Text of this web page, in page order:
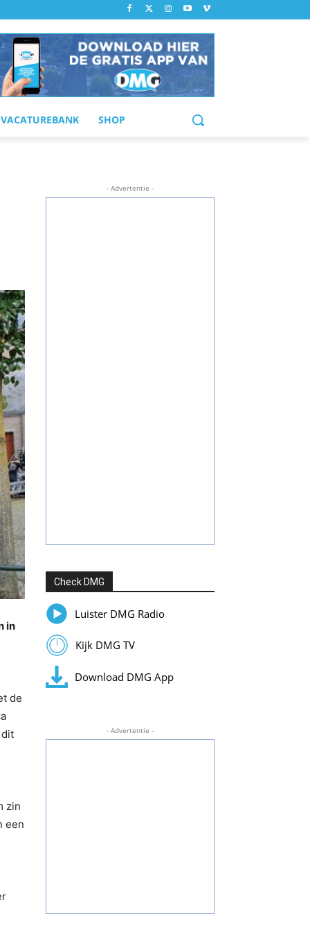
VACATUREBANK SHOP
in
de
zin
een
- Advertentie -
Check DMG
Luister DMG Radio
Kijk DMG TV
Download DMG App
- Advertentie -